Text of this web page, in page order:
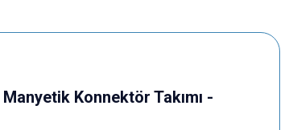
Konnektör Takımı -